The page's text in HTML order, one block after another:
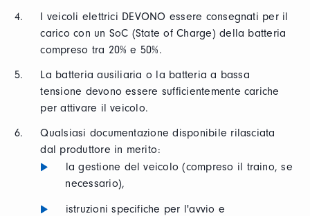
I veicoli elettrici DEVONO essere consegnati per il
carico con un SoC (State of Charge) della batteria
compreso tra 20% e 50%.
La batteria ausiliaria o la batteria a bassa
tensione devono essere sufficientemente cariche
per attivare il veicolo.
Qualsiasi documentazione disponibile rilasciata
dal produttore in merito:
la gestione del veicolo (compreso il traino, se
necessario),
istruzioni specifiche per l'avvio e